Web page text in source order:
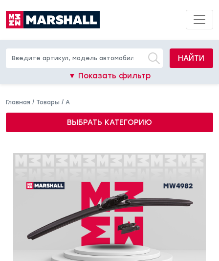
НАЙТИ
▼ Показать фильтр
Главная / Товары / A
ВЫБРАТЬ КАТЕГОРИЮ